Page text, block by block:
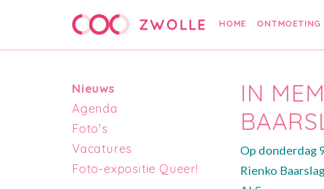
HOME ONTMOETING
Nieuws
Agenda
Foto's
Vacatures
Foto-expositie Queer!
IN
Op donderdag
Rienko